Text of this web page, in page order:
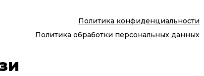
Политика конфиденциальности
Политика обработки персональных данных